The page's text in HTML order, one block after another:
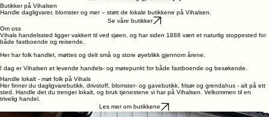
Trygg kai og flytebrygge med kort vei til butikk, badstue og parkering.
Les mer om kai og gjestehavn
Handle dagligvarer, blomster og mer – støtt de lokale butikkene på Vihalsen.
Se våre butikker
Om oss
både fastboende og reisende.
Her har folk handlet, møttes og delt små og store øyeblikk gjennom årene.
I dag er Vihalsen et levende handels- og møtepunkt for både fastboende og besøkende.
Handle lokalt - møt folk på Vihals
Her finner du dagligvarebutikk, drivstoff, blomster- og gavebutikk, frisør og grendahus - alt på ett
sted. Handle det du trenger lokalt, og bruk tjenestene vi har på Vihalsen. Velkommen til en
trivelig handel.